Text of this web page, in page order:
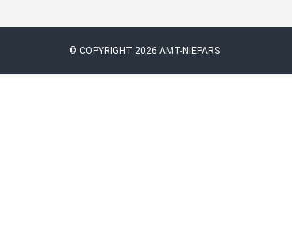
© COPYRIGHT 2026 AMT-NIEPARS